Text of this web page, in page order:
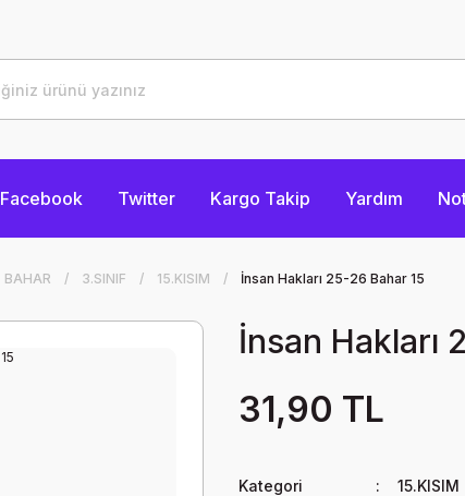
Facebook Twitter Kargo Takip Yardım
BAHAR 3.SINIF 15.KISIM İnsan Hakları 25-26 Bahar 15
İnsan Hakları
31,90 TL
Kategori
15.KISIM